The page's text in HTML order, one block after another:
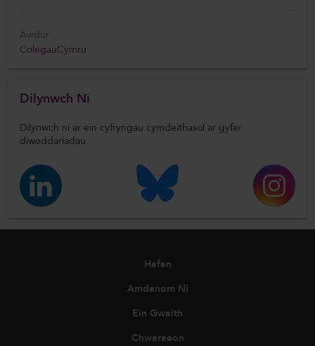
Awdur
ColegauCymru
Dilynwch Ni
Dilynwch ni ar ein cyfryngau cymdeithasol ar gyfer
diweddariadau.
Hafan
Amdanom Ni
Ein Gwaith
Chwaraeon